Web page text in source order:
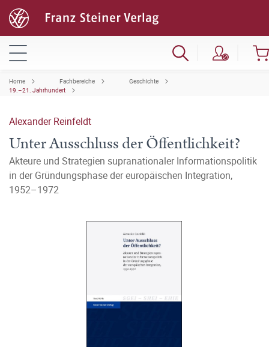
Home Fachbereiche
Geschichte
19.–21. Jahrhundert
Alexander Reinfeldt
Unter Ausschluss der Öffentlichkeit?
Akteure und Strategien supranationaler Informationspolitik
in der Gründungsphase der europäischen Integration,
1952–1972